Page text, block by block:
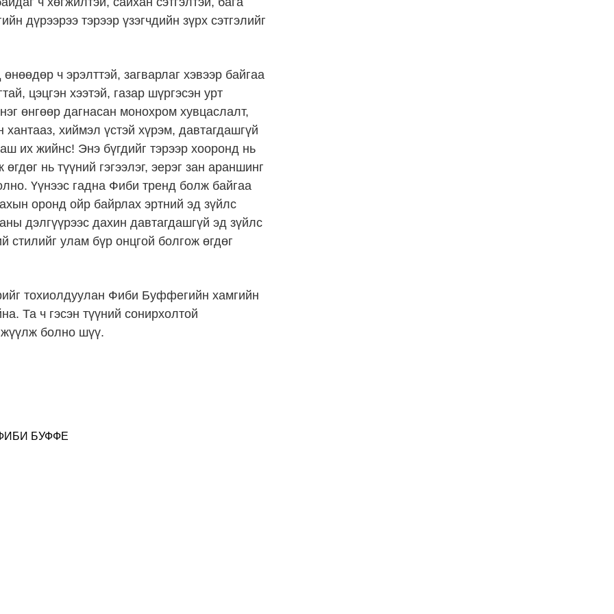
дүрээрээ тэрээр үзэгчдийн зүрх сэтгэлийг
ч эрэлттэй, загварлаг хэвээр байгаа
цэцгэн хээтэй, газар шүргэсэн урт
өнгөөр дагнасан монохром хувцаслалт,
хантааз, хиймэл үстэй хүрэм, давтагдашгүй
их жийнс! Энэ бүгдийг тэрээр хооронд нь
нь түүний гэгээлэг, эерэг зан араншинг
Үүнээс гадна Фиби тренд болж байгаа
оронд ойр байрлах эртний эд зүйлс
дэлгүүрээс дахин давтагдашгүй эд зүйлс
стилийг улам бүр онцгой болгож өгдөг
тохиолдуулан Фиби Буффегийн хамгийн
Та ч гэсэн түүний сонирхолтой
болно шүү.
БУФФЕ